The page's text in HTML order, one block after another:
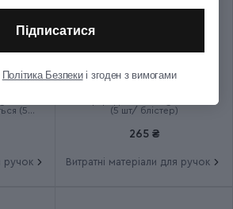
(5
ручок
(5 шт/ блістер)
265 ₴
Витратні матеріали для ручок
Підписатися
Політика Безпекиі згоден з вимогами